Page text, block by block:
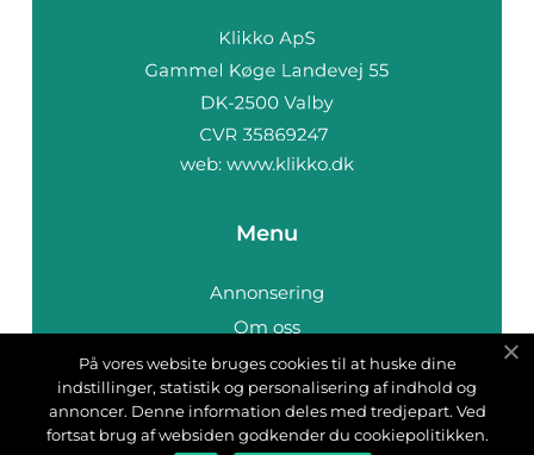
web: www.klikko.dk
Menu
Annonsering
Om oss
Cookies
Kontakta oss
Sitemap
På vores website bruges cookies til at huske dine
indstillinger, statistik og personalisering af indhold og
annoncer. Denne information deles med tredjepart. Ved
fortsat brug af websiden godkender du cookiepolitikken.